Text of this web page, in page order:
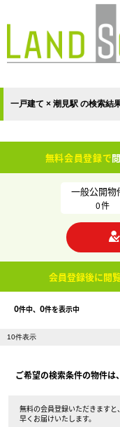
一戸建て × 潮見駅 の検索結
無料会員登録で
一般公開物
0件
会員登録後に閲
0件中、 0件を表示中
ご希望の検索条件の物件は
無料の会員登録いただきます
早くお届けいたします。